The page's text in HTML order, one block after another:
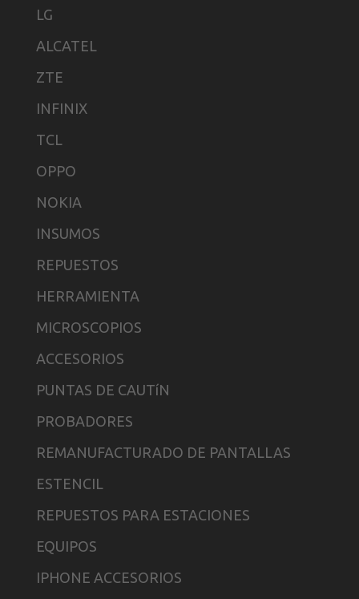
LG
ALCATEL
ZTE
INFINIX
TCL
OPPO
NOKIA
INSUMOS
REPUESTOS
HERRAMIENTA
MICROSCOPIOS
ACCESORIOS
PUNTAS DE CAUTíN
PROBADORES
REMANUFACTURADO DE PANTALLAS
ESTENCIL
REPUESTOS PARA ESTACIONES
EQUIPOS
IPHONE ACCESORIOS